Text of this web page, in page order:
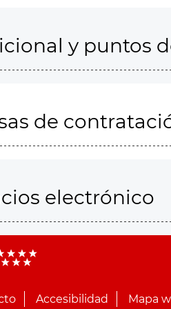
y puntos
de
electrónico
Accesibilidad Mapa